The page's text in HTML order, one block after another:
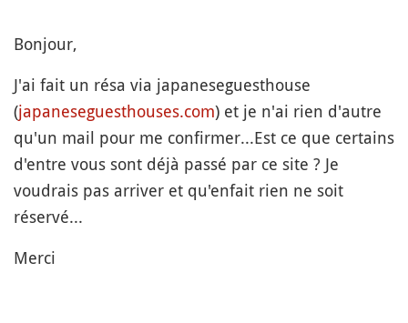
Bonjour,
J'ai fait un résa via japaneseguesthouse
(japaneseguesthouses.com) et je n'ai rien d'autre
qu'un mail pour me confirmer...Est ce que certains
d'entre vous sont déjà passé par ce site ? Je
voudrais pas arriver et qu'enfait rien ne soit
réservé...
Merci